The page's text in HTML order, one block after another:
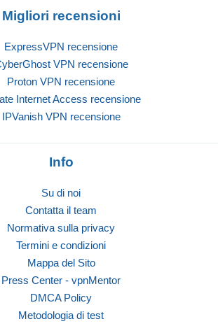
Migliori recensioni
ExpressVPN recensione
VPN recensione
Proton VPN recensione
Internet Access recensione
IPVanish VPN recensione
Info
Su di noi
Contatta il team
Normativa sulla privacy
Termini e condizioni
Mappa del Sito
Press Center - vpnMentor
DMCA Policy
Metodologia di test